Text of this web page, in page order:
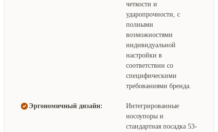
четкости и
ударопрочности, с
полными
возможностями
индивидуальной
настройки в
соответствии со
специфическими
требованиями бренда.
Эргономичный дизайн:
Интегрированные
носоупоры и
стандартная посадка 53-